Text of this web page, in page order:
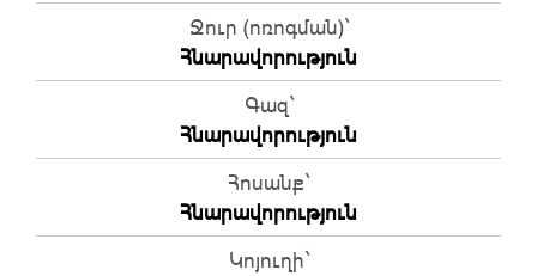
Ջուր (ոռոգման)`
Հնարավորություն
Գազ`
Հնարավորություն
Հոսանք`
Հնարավորություն
Կոյուղի`